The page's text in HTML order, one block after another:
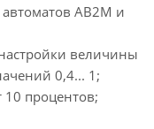
автоматов АВ2М и
величины
0,4... 1;
10 процентов;